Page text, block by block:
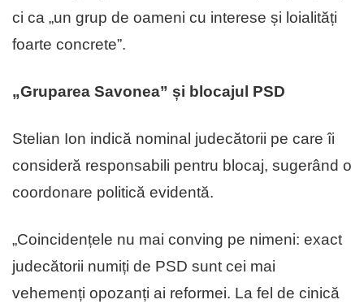
ci ca „un grup de oameni cu interese și loialități
foarte concrete”.
„Gruparea Savonea” și blocajul PSD
Stelian Ion indică nominal judecătorii pe care îi
consideră responsabili pentru blocaj, sugerând o
coordonare politică evidentă.
„Coincidențele nu mai conving pe nimeni: exact
judecătorii numiți de PSD sunt cei mai
vehemenți opozanți ai reformei. La fel de cinică